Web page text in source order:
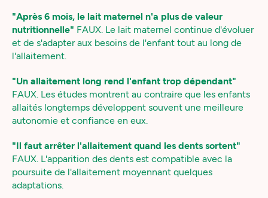
"Après 6 mois, le lait maternel n'a plus de valeur
nutritionnelle" FAUX. Le lait maternel continue d'évoluer
et de s'adapter aux besoins de l'enfant tout au long de
l'allaitement.
"Un allaitement long rend l'enfant trop dépendant"
FAUX. Les études montrent au contraire que les enfants
allaités longtemps développent souvent une meilleure
autonomie et confiance en eux.
"Il faut arrêter l'allaitement quand les dents sortent"
FAUX. L'apparition des dents est compatible avec la
poursuite de l'allaitement moyennant quelques
adaptations.